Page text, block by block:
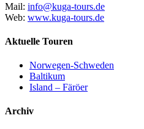
Mail: info@kuga-tours.de
Web: www.kuga-tours.de
Aktuelle Touren
Norwegen-Schweden
Baltikum
Island – Färöer
Archiv